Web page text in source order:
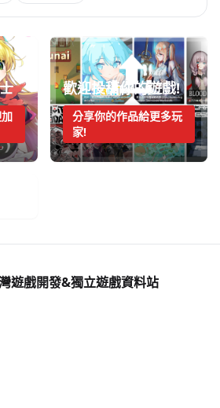
歡迎投稿你的遊戲!
分享你的作品給更多玩
家!
遊戲開發&獨立遊戲資料站